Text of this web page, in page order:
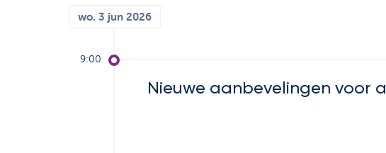
wo. 3 jun 2026
9:00
Nieuwe aanbevelingen voor